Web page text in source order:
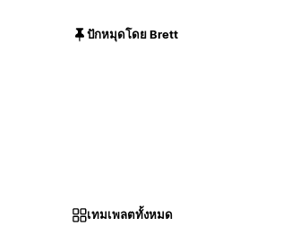
ปักหมุดโดย Brett
เทมเพลตทั้งหมด